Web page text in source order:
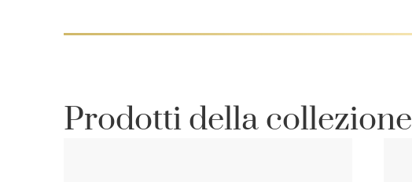
Prodotti della collezione